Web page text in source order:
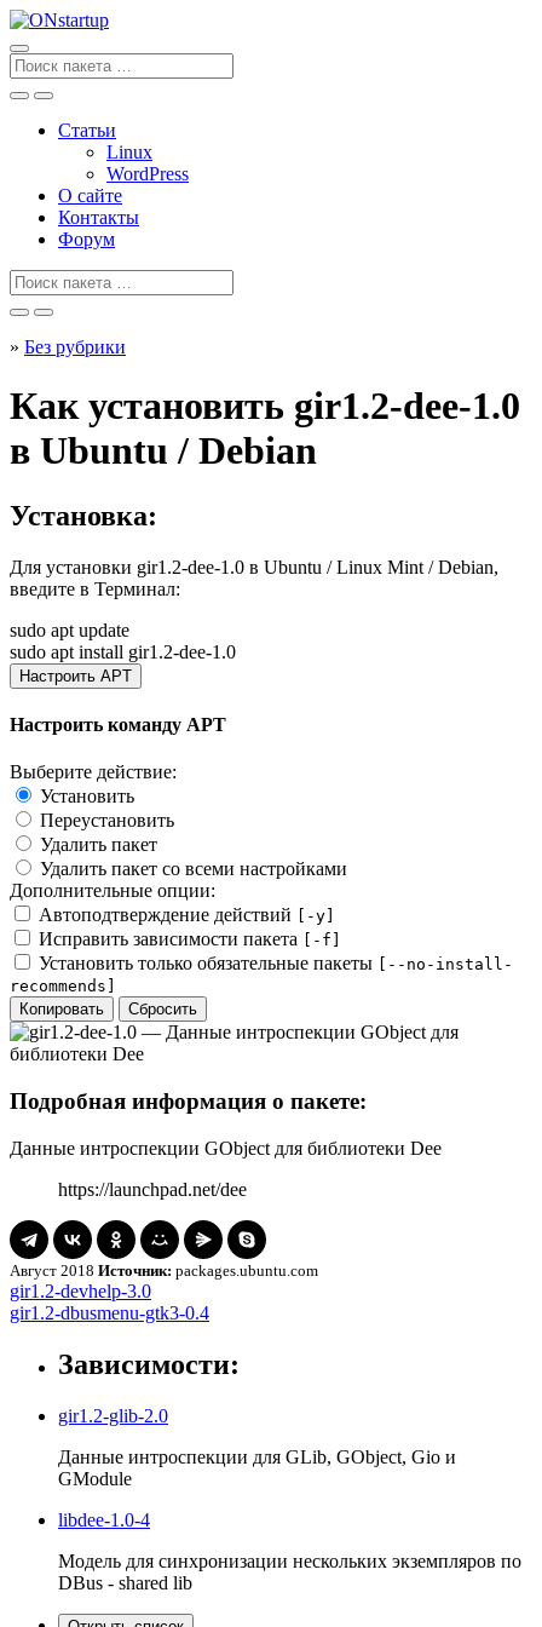
Перейти
к
содержанию
Поиск
для
Статьи
Linux
WordPress
О сайте
Контакты
Форум
Поиск
» Без рубрики
Как установить gir1.2-dee-1.0
в Ubuntu / Debian
Установка:
Для установки gir1.2-dee-1.0 в Ubuntu / Linux Mint / Debian,
введите в Терминал:
sudo apt update
sudo apt install gir1.2-dee-1.0
Настроить APT
Настроить команду APT
Выберите действие:
Установить
Переустановить
Удалить пакет
Удалить пакет со всеми настройками
Дополнительные опции:
Автоподтверждение действий
[-y]
Исправить зависимости пакета [-f]
Установить только обязательные пакеты
[--no-install-
recommends]
Копировать
Сбросить
Подробная информация о пакете:
Данные интроспекции GObject для библиотеки Dee
https://launchpad.net/dee
Август 2018 Источник: packages.ubuntu.com
Навигация
по
записям
gir1.2-
devhelp-
gir1.2-devhelp-3.0
gir1.2-
gir1.2-dbusmenu-gtk3-0.4
Зависимости:
gir1.2-glib-2.0
Данные интроспекции для GLib, GObject, Gio и
GModule
libdee-1.0-4
Модель для синхронизации нескольких экземпляров по
DBus - shared lib